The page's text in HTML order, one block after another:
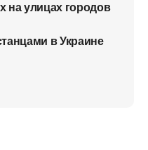
на улицах городов
в Украине